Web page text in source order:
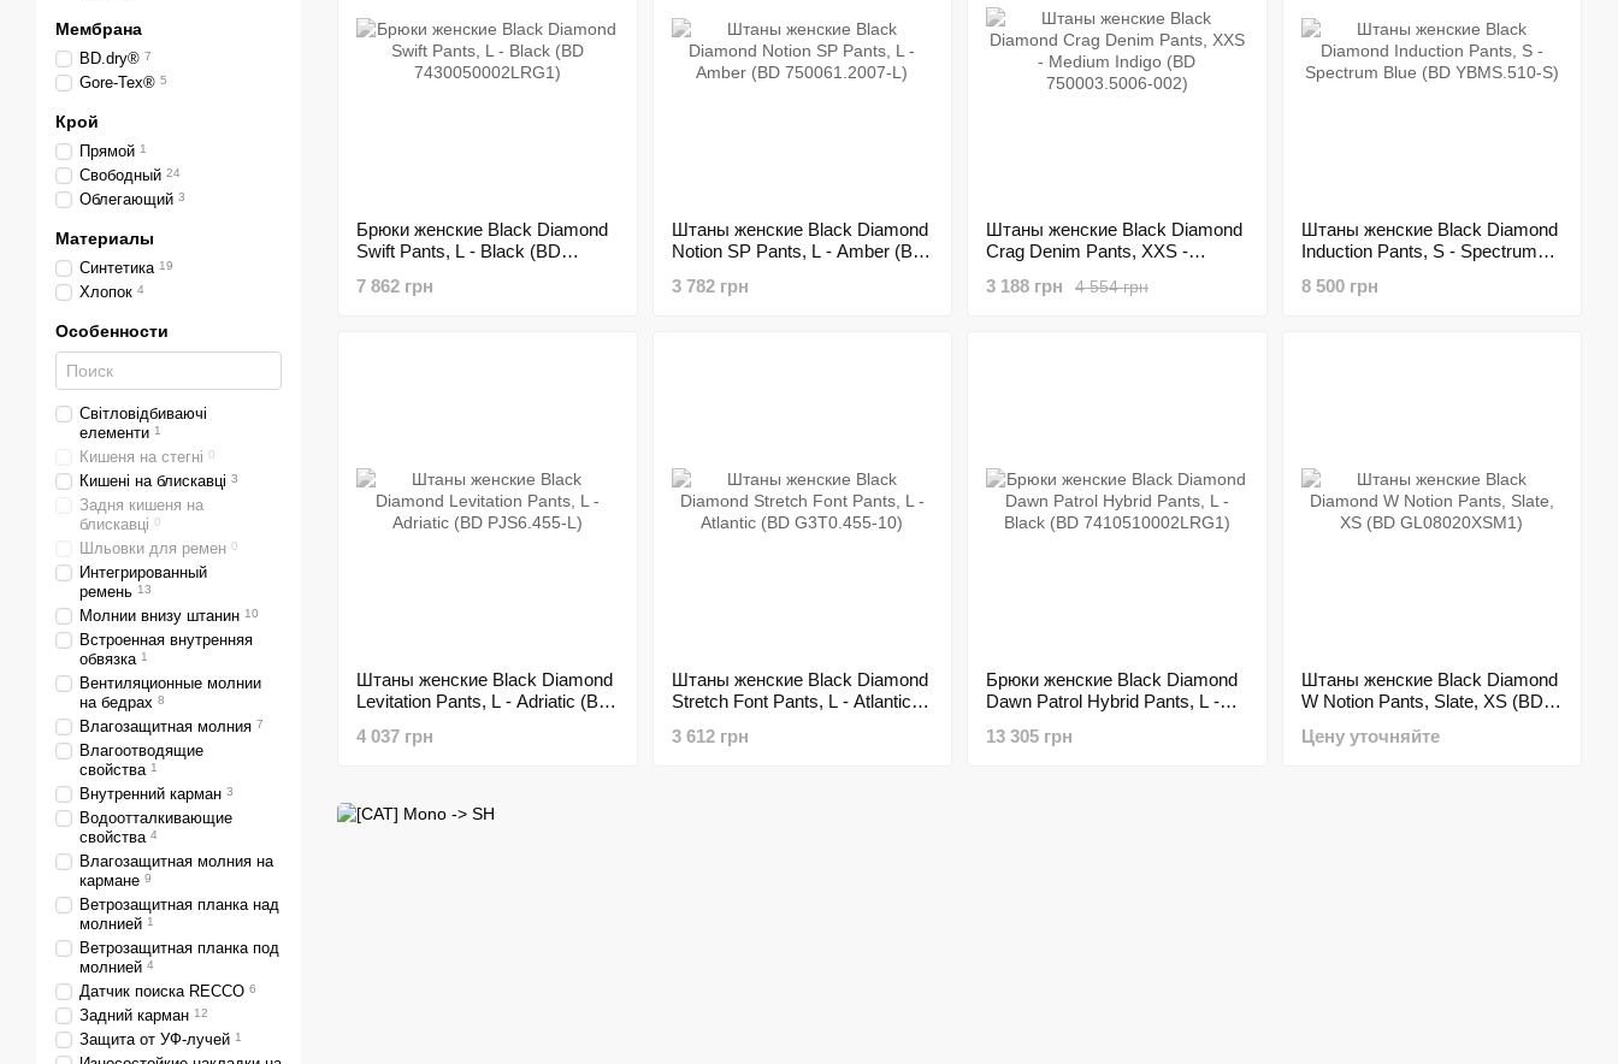
Брюки женские Black Diamond
Swift Pants, L - Black (BD
7 862 грн
Штаны женские Black Diamond
Notion SP Pants, L - Amber (BD
3 782 грн
Штаны женские Black Diamond
Crag Denim Pants, XXS -
750003.5006-002)
4 554 грн
3 188 грн
Штаны женские Black Diamond
Induction Pants, S - Spectrum
8 500 грн
Штаны женские Black Diamond
Levitation Pants, L - Adriatic (BD
4 037 грн
Штаны женские Black Diamond
Stretch Font Pants, L - Atlantic
3 612 грн
Брюки женские Black Diamond
Dawn Patrol Hybrid Pants, L -
13 305 грн
Штаны женские Black Diamond
W Notion Pants, Slate, XS (BD
Цену уточняйте
Мембрана
BD.dry® 7
Gore-Tex® 5
Крой
Прямой 1
Свободный 24
Облегающий 3
Материалы
Синтетика 19
Хлопок 4
Особенности
Світловідбиваючі
елементи 1
Кишеня на стегні 0
Кишені на блискавці 3
Задня кишеня на
блискавці 0
Шльовки для ремен 0
Интегрированный
ремень 13
Молнии внизу штанин 10
Встроенная внутренняя
обвязка 1
Вентиляционные молнии
на бедрах 8
Влагозащитная молния 7
Влагоотводящие
свойства 1
Внутренний карман 3
Водоотталкивающие
свойства 4
Влагозащитная молния на
кармане 9
Ветрозащитная планка над
молнией 1
Ветрозащитная планка под
молнией 4
Датчик поиска RECCO 6
Задний карман 12
Защита от УФ-лучей 1